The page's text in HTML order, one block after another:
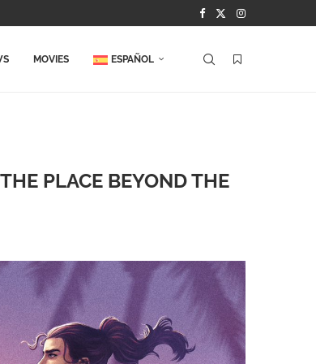
MOVIES ESPAÑOL
PLACE BEYOND THE